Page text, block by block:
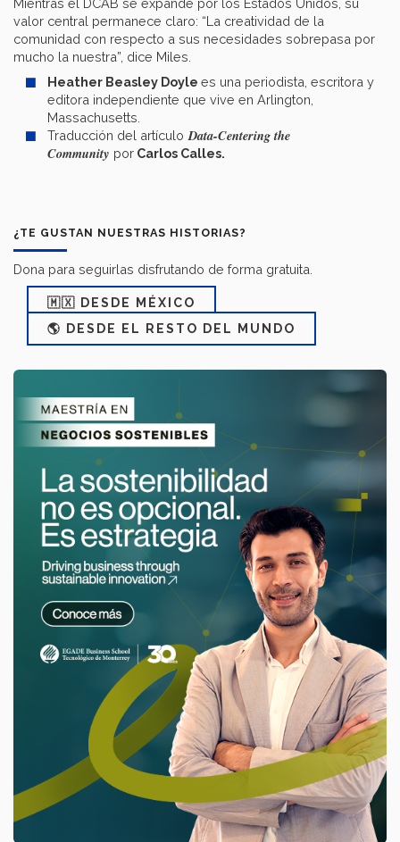
Mientras el DCAB se expande por los Estados Unidos, su
valor central permanece claro: “La creatividad de la
comunidad con respecto a sus necesidades sobrepasa por
mucho la nuestra”, dice Miles.
Heather Beasley Doyle es una periodista, escritora y
editora independiente que vive en Arlington,
Massachusetts.
Traducción del artículo Data-Centering the
Community por Carlos Calles.
¿TE GUSTAN NUESTRAS HISTORIAS?
Dona para seguirlas disfrutando de forma gratuita.
🇲🇽 DESDE MÉXICO
🌎 DESDE EL RESTO DEL MUNDO